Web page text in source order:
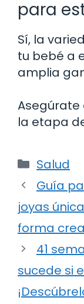
para
Sí, la
tu bebé a
amplia
la etapa
Salud
Guía
joyas
forma
41
sucede si